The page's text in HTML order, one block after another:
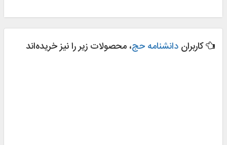
کاربران دانشنامه حج، محصولات زیر را نیز خریده‌اند